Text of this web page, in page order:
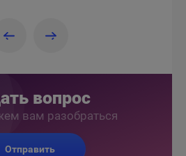
вопрос
вам разобраться
Отправить